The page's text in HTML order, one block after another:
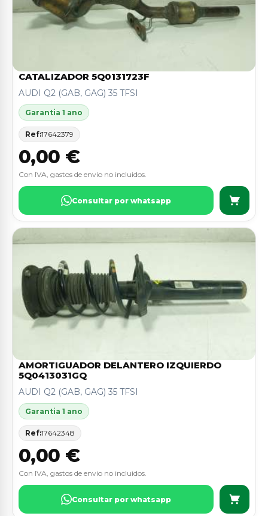
CATALIZADOR 5Q0131723F
AUDI Q2 (GAB, GAG) 35 TFSI
Garantia 1 ano
Ref:17642379
0,00 €
Con IVA, gastos de envio no incluidos.
Consultar por whatsapp
AMORTIGUADOR DELANTERO IZQUIERDO
5Q0413031GQ
AUDI Q2 (GAB, GAG) 35 TFSI
Garantia 1 ano
Ref:17642348
0,00 €
Con IVA, gastos de envio no incluidos.
Consultar por whatsapp